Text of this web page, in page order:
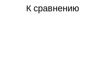
К сравнению